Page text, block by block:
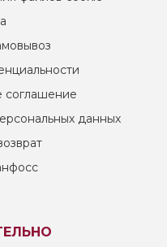
соглашение
данных